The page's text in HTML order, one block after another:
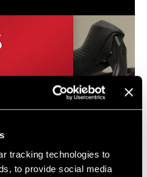
tracking technologies to
to provide social media